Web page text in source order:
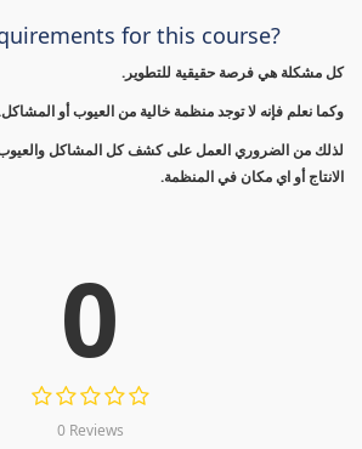
for this course?
كل مشكلة هي فرصة حقيقية للتطوير.
وكما نعلم فإنه لا توجد منظمة خالية من العيوب أو
لذلك من الضروري العمل على كشف كل المشاكل والعيوب
الانتاج أو اي مكان في المنظمة.
0
0 Reviews